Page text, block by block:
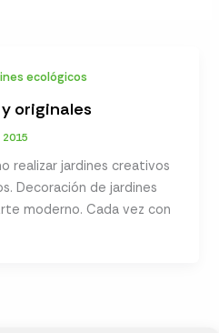
ecológicos
originales
realizar jardines creativos
Decoración de jardines
moderno. Cada vez con